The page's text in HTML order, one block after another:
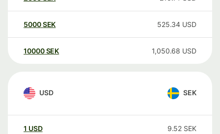
5000SEK 525.34 USD
10000 SEK 1,050.68 USD
USD SEK
1 USD 9.52 SEK